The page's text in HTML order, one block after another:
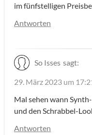
im fünfstelligen
Antworten
So Isses sagt:
29. März 2023 um
Mal sehen wann
und den Schrabbel-
Antworten